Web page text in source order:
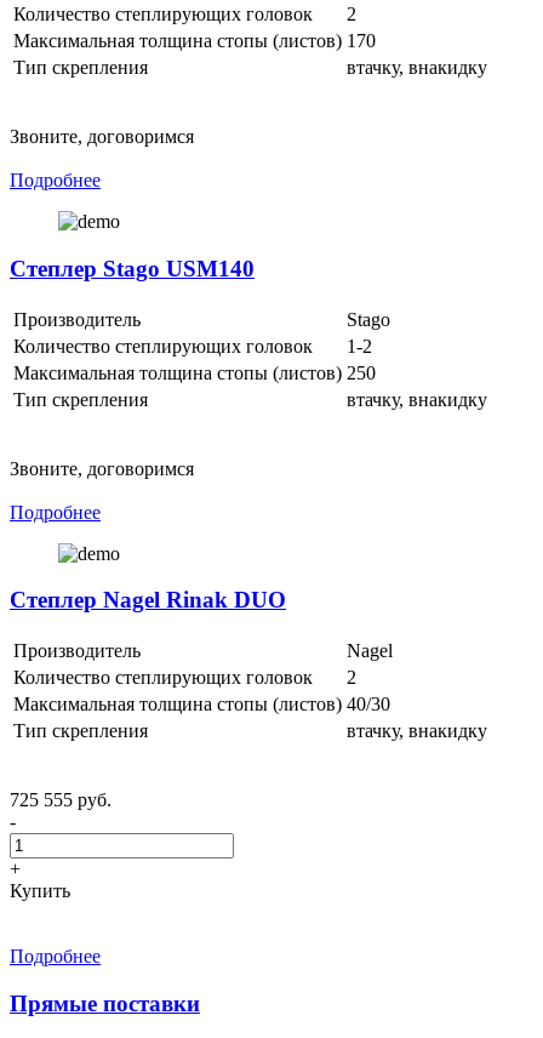
Количество степлирующих головок
2
Максимальная толщина стопы (листов) 170
Тип скрепления
втачку, внакидку
Звоните, договоримся
Подробнее
Степлер Stago USM140
Производитель
Stago
Количество степлирующих головок
1-2
Максимальная толщина стопы (листов) 250
Тип скрепления
втачку, внакидку
Звоните, договоримся
Подробнее
Степлер Nagel Rinak DUO
Производитель
Nagel
Количество степлирующих головок
2
Максимальная толщина стопы (листов) 40/30
Тип скрепления
втачку, внакидку
725 555 руб.
-
+
Купить
Подробнее
Прямые поставки